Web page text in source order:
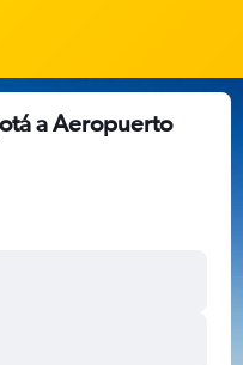
a Aeropuerto